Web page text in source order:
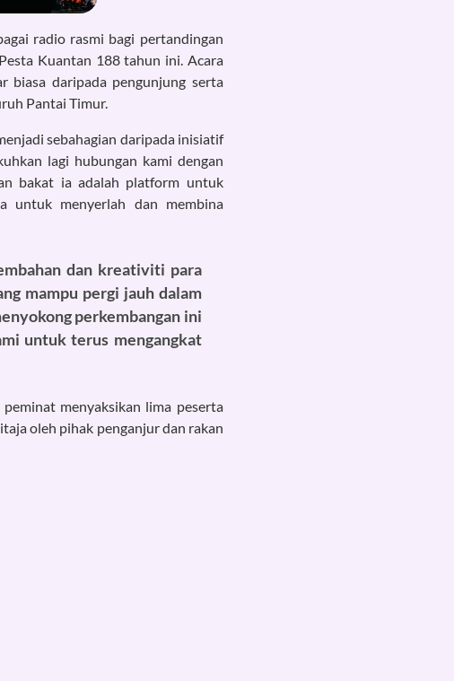
radio rasmi bagi pertandingan
Kuantan 188 tahun ini. Acara
biasa daripada pengunjung serta
Pantai Timur.
sebahagian daripada inisiatif
lagi hubungan kami dengan
bakat ia adalah platform untuk
untuk menyerlah dan membina
dan kreativiti para
mampu pergi jauh dalam
perkembangan ini
untuk terus mengangkat
menyaksikan lima peserta
oleh pihak penganjur dan rakan